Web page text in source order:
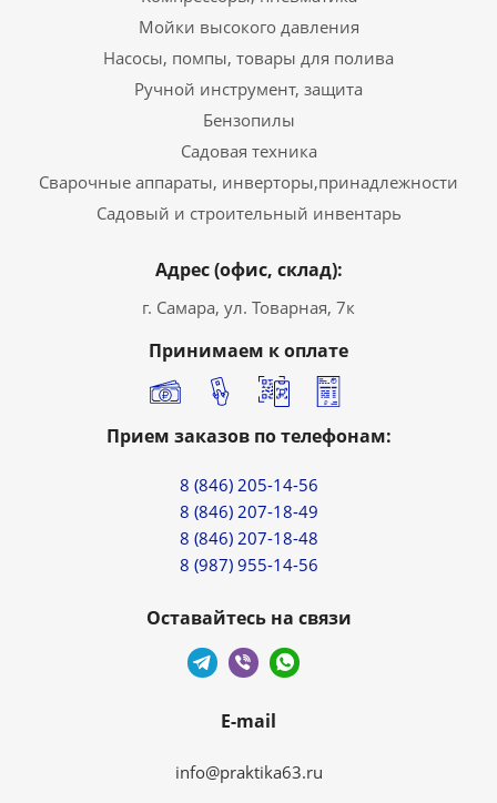
Мойки высокого давления
Насосы, помпы, товары для полива
Ручной инструмент, защита
Бензопилы
Садовая техника
Сварочные аппараты, инверторы,принадлежности
Садовый и строительный инвентарь
Адрес (офис, склад):
г. Самара, ул. Товарная, 7к
Принимаем к оплате
Прием заказов по телефонам:
8 (846) 205-14-56
8 (846) 207-18-49
8 (846) 207-18-48
8 (987) 955-14-56
Оставайтесь на связи
E-mail
info@praktika63.ru